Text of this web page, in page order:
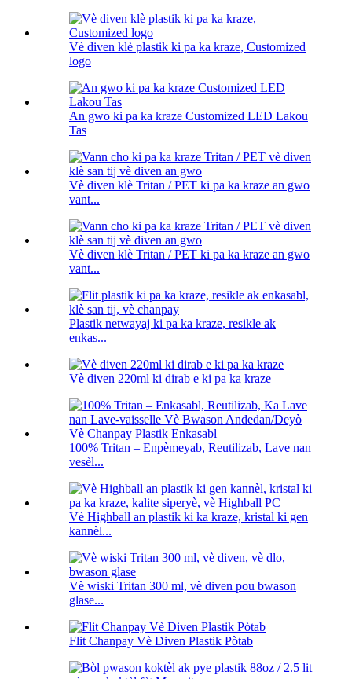
Vè diven klè plastik ki pa ka kraze, Customized
logo
An gwo ki pa ka kraze Customized LED Lakou
Tas
Vè diven klè Tritan / PET ki pa ka kraze an gwo
vant...
Vè diven klè Tritan / PET ki pa ka kraze an gwo
vant...
Plastik netwayaj ki pa ka kraze, resikle ak
enkas...
Vè diven 220ml ki dirab e ki pa ka kraze
100% Tritan – Enpèmeyab, Reutilizab, Lave nan
vesèl...
Vè Highball an plastik ki ka kraze, kristal ki gen
kannèl...
Vè wiski Tritan 300 ml, vè diven pou bwason
glase...
Flit Chanpay Vè Diven Plastik Pòtab